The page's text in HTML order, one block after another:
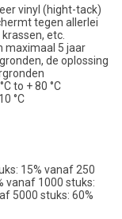
vinyl (hight-tack)
tegen allerlei
etc.
maximaal 5 jaar
de oplossing
to + 80 °C
°C
15% vanaf 250
vanaf 1000 stuks:
5000 stuks: 60%